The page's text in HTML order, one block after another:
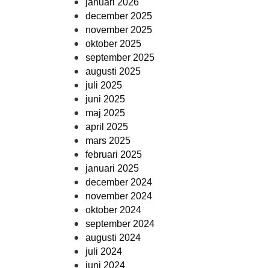
januari 2026
december 2025
november 2025
oktober 2025
september 2025
augusti 2025
juli 2025
juni 2025
maj 2025
april 2025
mars 2025
februari 2025
januari 2025
december 2024
november 2024
oktober 2024
september 2024
augusti 2024
juli 2024
juni 2024